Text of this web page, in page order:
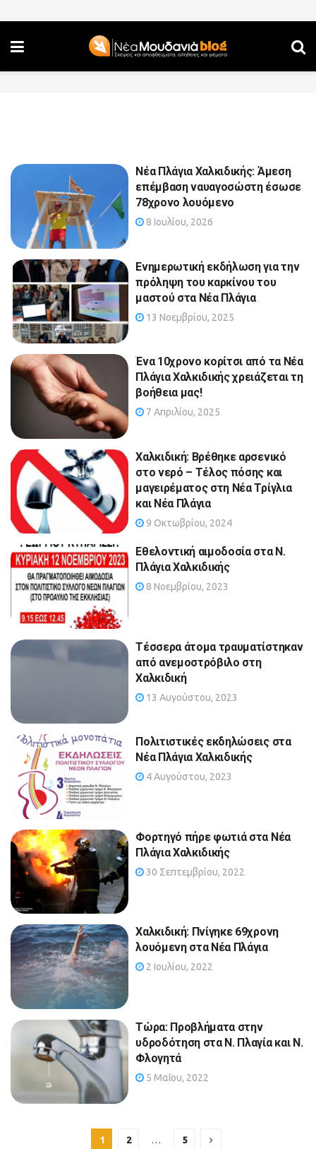
Νέα Πλάγια Χαλκιδικής: Άμεση
επέμβαση ναυαγοσώστη έσωσε
78χρονο λουόμενο
8 Ιουλίου, 2026
Ενημερωτική εκδήλωση για την
πρόληψη του καρκίνου του
μαστού στα Νέα Πλάγια
13 Νοεμβρίου, 2025
Ένα 10χρονο κορίτσι από τα Νέα
Πλάγια Χαλκιδικής χρειάζεται τη
βοήθεια μας!
7 Απριλίου, 2025
Χαλκιδική: Βρέθηκε αρσενικό
στο νερό – Τέλος πόσης και
μαγειρέματος στη Νέα Τρίγλια
και Νέα Πλάγια
9 Οκτωβρίου, 2024
Εθελοντική αιμοδοσία στα Ν.
Πλάγια Χαλκιδικής
8 Νοεμβρίου, 2023
Τέσσερα άτομα τραυματίστηκαν
από ανεμοστρόβιλο στη
Χαλκιδική
13 Αυγούστου, 2023
Πολιτιστικές εκδηλώσεις στα
Νέα Πλάγια Χαλκιδικής
4 Αυγούστου, 2023
Φορτηγό πήρε φωτιά στα Νέα
Πλάγια Χαλκιδικής
30 Σεπτεμβρίου, 2022
Χαλκιδική: Πνίγηκε 69χρονη
λουόμενη στα Νέα Πλάγια
2 Ιουλίου, 2022
Τώρα: Προβλήματα στην
υδροδότηση στα Ν. Πλαγία και Ν.
Φλογητά
5 Μαΐου, 2022
1 2 … 5